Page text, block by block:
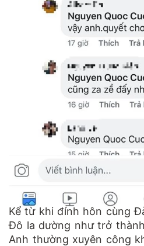
Kể từ khi đính hôn cùng
Đô la dường như trở
Anh thường xuyên công